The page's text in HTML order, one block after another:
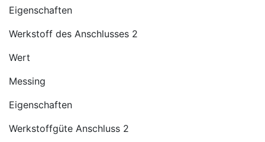
Eigenschaften
Werkstoff des Anschlusses 2
Wert
Messing
Eigenschaften
Werkstoffgüte Anschluss 2